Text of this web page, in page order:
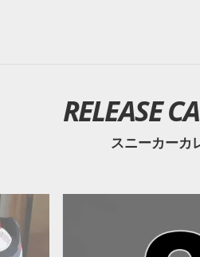
RELEASE
スニーカーカ